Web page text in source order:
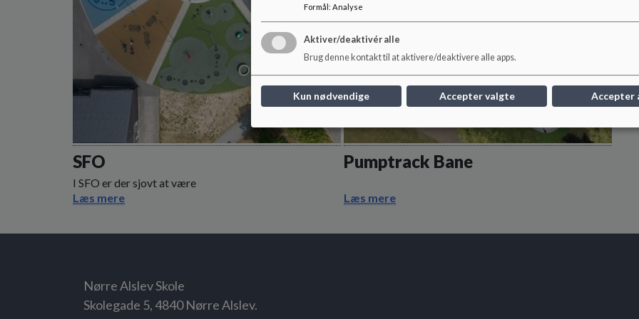
SFO
I SFO er der sjovt at være
Læs mere
Pumptrack Bane
Læs mere
Nørre Alslev Skole
Skolegade 5, 4840 Nørre Alslev.
Formål: Analyse
Aktiver/deaktivér alle
Brug denne kontakt til at aktivere/deaktivere alle apps.
Kun nødvendige Accepter valgte Accepter